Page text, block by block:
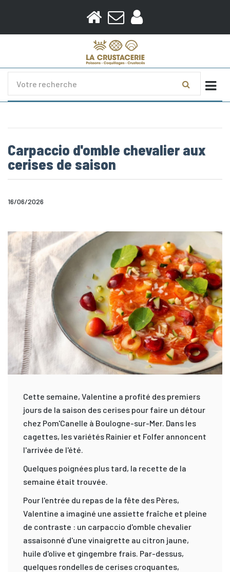
Carpaccio d'omble chevalier aux
cerises de saison
16/06/2026
Cette semaine, Valentine a profité des premiers
jours de la saison des cerises pour faire un détour
chez Pom'Canelle à Boulogne-sur-Mer. Dans les
cagettes, les variétés Rainier et Folfer annoncent
l'arrivée de l'été.
Quelques poignées plus tard, la recette de la
semaine était trouvée.
Pour l'entrée du repas de la fête des Pères,
Valentine a imaginé une assiette fraîche et pleine
de contraste : un carpaccio d'omble chevalier
assaisonné d'une vinaigrette au citron jaune,
huile d'olive et gingembre frais. Par-dessus,
quelques rondelles de cerises croquantes,